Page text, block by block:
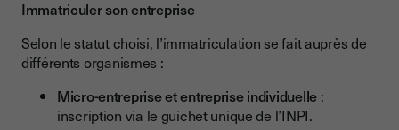
Immatriculer son entreprise
Selon le statut choisi, l’immatriculation se fait auprès de
différents organismes :
Micro-entreprise et entreprise individuelle:
inscription via le guichet unique de l’INPI.